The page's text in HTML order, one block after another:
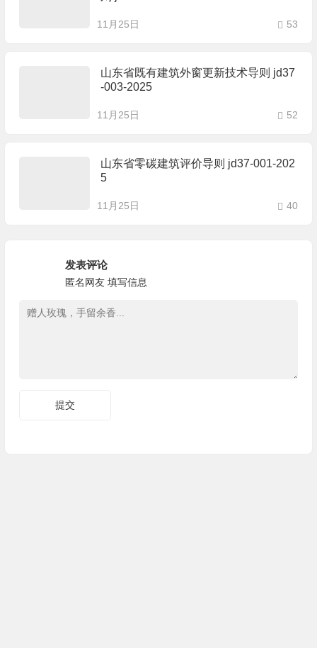
11月25日 53
山东省既有建筑外窗更新技术导则 jd37
-003-2025
11月25日 52
山东省零碳建筑评价导则 jd37-001-202
5
11月25日 40
发表评论
匿名网友 填写信息